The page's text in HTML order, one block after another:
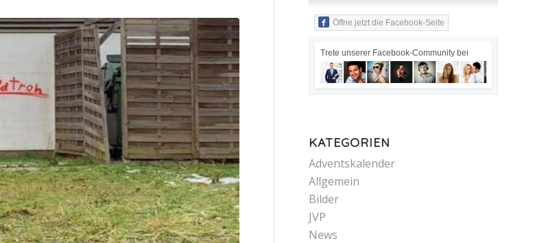
Öffne jetzt die Facebook-Seite
Trete unserer Facebook-Community bei
KATEGORIEN
Adventskalender
Allgemein
Bilder
JVP
News